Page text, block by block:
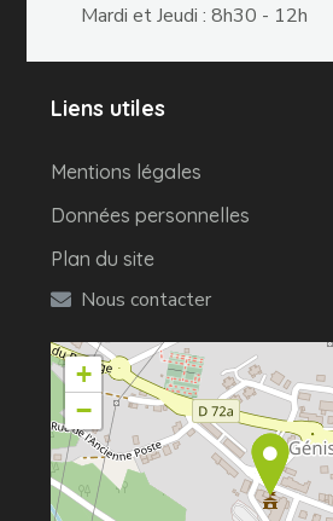
Mardi et Jeudi : 8h30 - 12h
Liens utiles
Mentions légales
Données personnelles
Plan du site
Nous contacter
+
−